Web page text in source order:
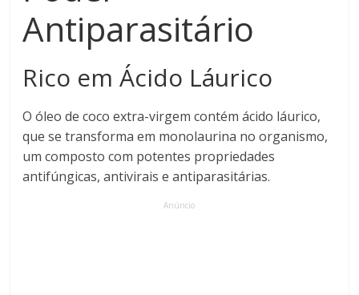
Antiparasitário
Rico em Ácido Láurico
O óleo de coco extra-virgem contém ácido láurico,
que se transforma em monolaurina no organismo,
um composto com potentes propriedades
antifúngicas, antivirais e antiparasitárias.
Anúncio